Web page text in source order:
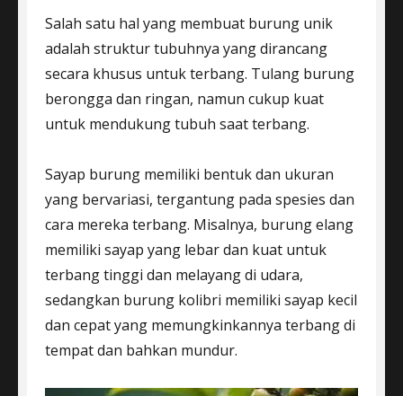
Salah satu hal yang membuat burung unik
adalah struktur tubuhnya yang dirancang
secara khusus untuk terbang. Tulang burung
berongga dan ringan, namun cukup kuat
untuk mendukung tubuh saat terbang.
Sayap burung memiliki bentuk dan ukuran
yang bervariasi, tergantung pada spesies dan
cara mereka terbang. Misalnya, burung elang
memiliki sayap yang lebar dan kuat untuk
terbang tinggi dan melayang di udara,
sedangkan burung kolibri memiliki sayap kecil
dan cepat yang memungkinkannya terbang di
tempat dan bahkan mundur.